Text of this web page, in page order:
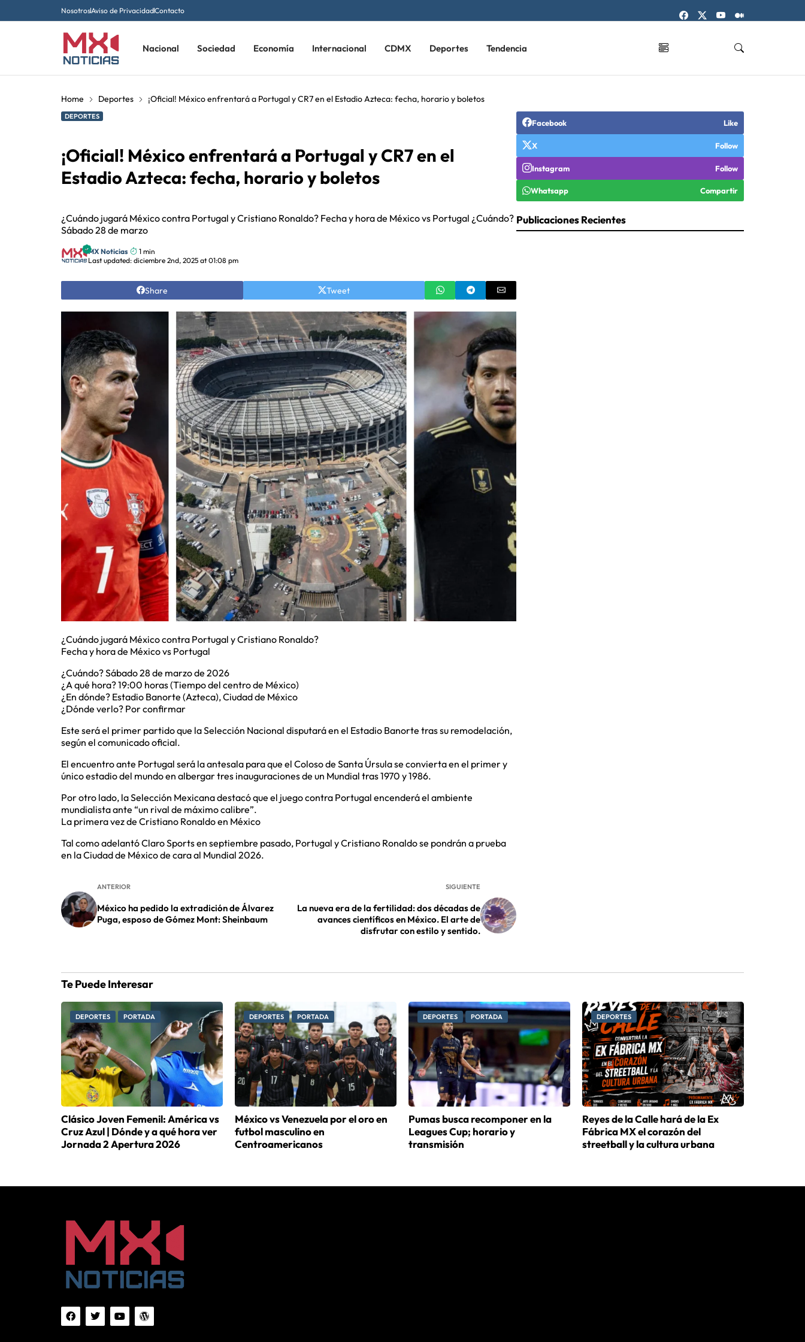
NosotrosAviso de PrivacidadContacto
Nacional Sociedad Economía Internacional CDMX Deportes Tendencia
Home Deportes ¡Oficial! México enfrentará a Portugal y CR7 en el Estadio Azteca: fecha, horario y boletos
DEPORTES
¡Oficial! México enfrentará a Portugal y CR7 en el
Estadio Azteca: fecha, horario y boletos
¿Cuándo jugará México contra Portugal y Cristiano Ronaldo? Fecha y hora de México vs Portugal ¿Cuándo?
Sábado 28 de marzo
MX Noticias
1 min
Last updated: diciembre 2nd, 2025 at 01:08 pm
Share Tweet
¿Cuándo jugará México contra Portugal y Cristiano Ronaldo?
Fecha y hora de México vs Portugal
¿Cuándo? Sábado 28 de marzo de 2026
¿A qué hora? 19:00 horas (Tiempo del centro de México)
¿En dónde? Estadio Banorte (Azteca), Ciudad de México
¿Dónde verlo? Por confirmar
Este será el primer partido que la Selección Nacional disputará en el Estadio Banorte tras su remodelación,
según el comunicado oficial.
El encuentro ante Portugal será la antesala para que el Coloso de Santa Úrsula se convierta en el primer y
único estadio del mundo en albergar tres inauguraciones de un Mundial tras 1970 y 1986.
Por otro lado, la Selección Mexicana destacó que el juego contra Portugal encenderá el ambiente
mundialista ante “un rival de máximo calibre”.
La primera vez de Cristiano Ronaldo en México
Tal como adelantó Claro Sports en septiembre pasado, Portugal y Cristiano Ronaldo se pondrán a prueba
en la Ciudad de México de cara al Mundial 2026.
ANTERIOR
México ha pedido la extradición de Álvarez
Puga, esposo de Gómez Mont: Sheinbaum
SIGUIENTE
La nueva era de la fertilidad: dos décadas de
avances científicos en México. El arte de
disfrutar con estilo y sentido.
Facebook Like
X Follow
Instagram Follow
Whatsapp Compartir
Publicaciones Recientes
Te Puede Interesar
DEPORTES PORTADA
Clásico Joven Femenil: América vs
Cruz Azul | Dónde y a qué hora ver
Jornada 2 Apertura 2026
DEPORTES PORTADA
México vs Venezuela por el oro en
futbol masculino en
Centroamericanos
DEPORTES PORTADA
Pumas busca recomponer en la
Leagues Cup; horario y
transmisión
DEPORTES
Reyes de la Calle hará de la Ex
Fábrica MX el corazón del
streetball y la cultura urbana